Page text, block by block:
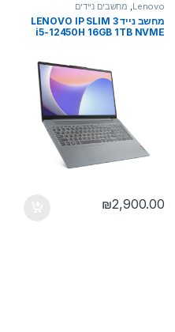
Lenovo
, מחשבים ניידים
מחשב נייד LENOVO IP SLIM 3
i5-12450H 16GB 1TB NVME
₪2,900.00